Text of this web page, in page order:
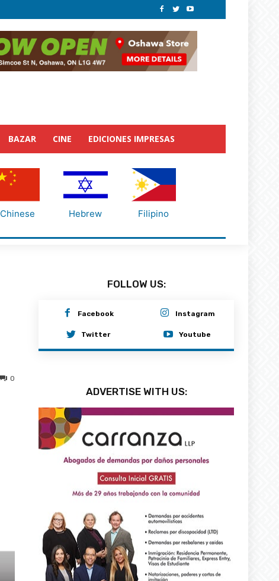
BAZAR CINE EDICIONES IMPRESAS
Chinese Hebrew Filipino
0
FOLLOW US:
Facebook Instagram
Twitter Youtube
ADVERTISE WITH US: